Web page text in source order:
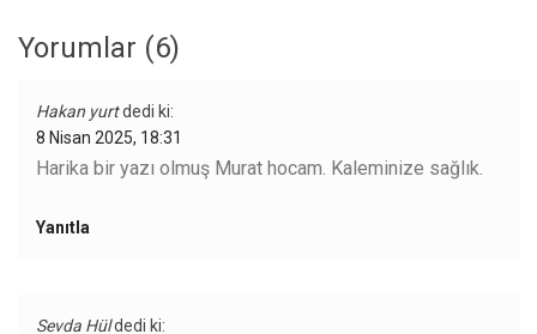
Yorumlar (6)
Hakan yurtdedi ki:
8 Nisan 2025, 18:31
Harika bir yazı olmuş Murat hocam. Kaleminize sağlık.
Yanıtla
Sevda Hüldedi ki: